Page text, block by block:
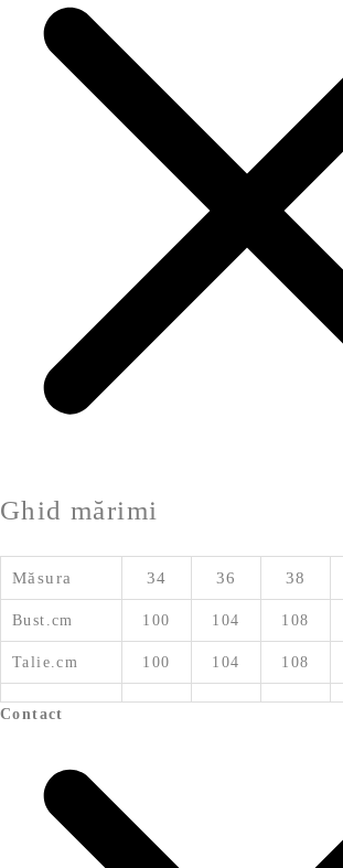
Ghid mărimi
Măsura 34 36 38
Bust.cm 100 104 108
Talie.cm 100 104 108
Contact